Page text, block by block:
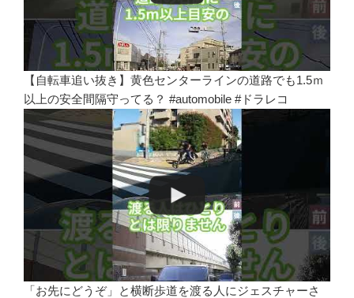
【自転車追い抜き】黄色センターラインの道路でも1.5ｍ
以上の安全間隔守ってる？ #automobile #ドラレコ
「お先にどうぞ」と横断歩道を渡る人にジェスチャーさ